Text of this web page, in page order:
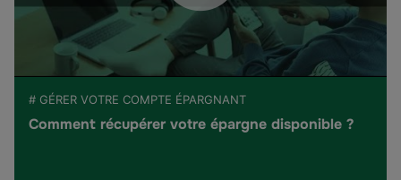
# GÉRER VOTRE COMPTE ÉPARGNANT
Comment récupérer votre épargne disponible ?